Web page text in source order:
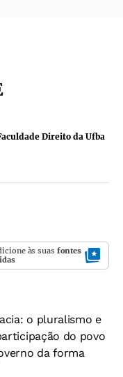
Direito da Ufba
às suas fontes
o pluralismo e
do povo
da forma